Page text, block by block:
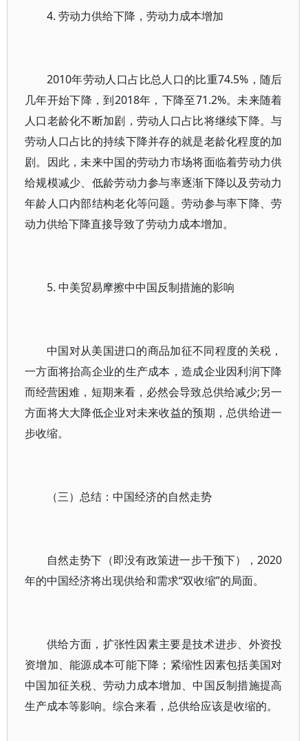
4. 劳动力供给下降，劳动力成本增加
2010年劳动人口占比总人口的比重74.5%，随后
几年开始下降，到2018年，下降至71.2%。未来随着
人口老龄化不断加剧，劳动人口占比将继续下降。与
劳动人口占比的持续下降并存的就是老龄化程度的加
剧。因此，未来中国的劳动力市场将面临着劳动力供
给规模减少、低龄劳动力参与率逐渐下降以及劳动力
年龄人口内部结构老化等问题。劳动参与率下降、劳
动力供给下降直接导致了劳动力成本增加。
5. 中美贸易摩擦中中国反制措施的影响
中国对从美国进口的商品加征不同程度的关税，
一方面将抬高企业的生产成本，造成企业因利润下降
而经营困难，短期来看，必然会导致总供给减少;另一
方面将大大降低企业对未来收益的预期，总供给进一
步收缩。
（三）总结：中国经济的自然走势
自然走势下（即没有政策进一步干预下），2020
年的中国经济将出现供给和需求“双收缩”的局面。
供给方面，扩张性因素主要是技术进步、外资投
资增加、能源成本可能下降；紧缩性因素包括美国对
中国加征关税、劳动力成本增加、中国反制措施提高
生产成本等影响。综合来看，总供给应该是收缩的。